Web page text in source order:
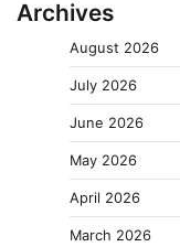
Archives
August 2026
July 2026
June 2026
May 2026
April 2026
March 2026